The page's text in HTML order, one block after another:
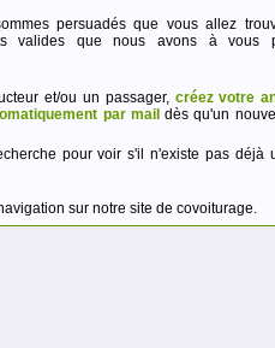
persuadés que vous allez
valides que nous avons à vous
et/ou un passager, créez votre
par mail dès qu'un
pour voir s'il n'existe pas déjà
sur notre site de covoiturage.